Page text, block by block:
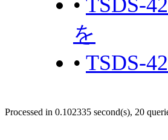
• TSDS-
を
• TSDS-
Processed in 0.102335 second(s), 20